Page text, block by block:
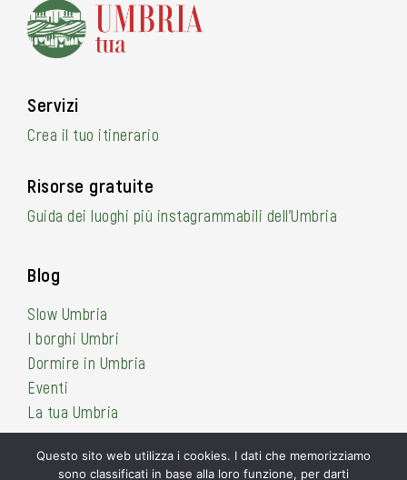
Servizi
Crea il tuo itinerario
Risorse gratuite
Guida dei luoghi più instagrammabili dell’Umbria
Blog
Slow Umbria
I borghi Umbri
Dormire in Umbria
Eventi
La tua Umbria
Questo sito web utilizza i cookies. I dati che memorizziamo
sono classificati in base alla loro funzione, per darti